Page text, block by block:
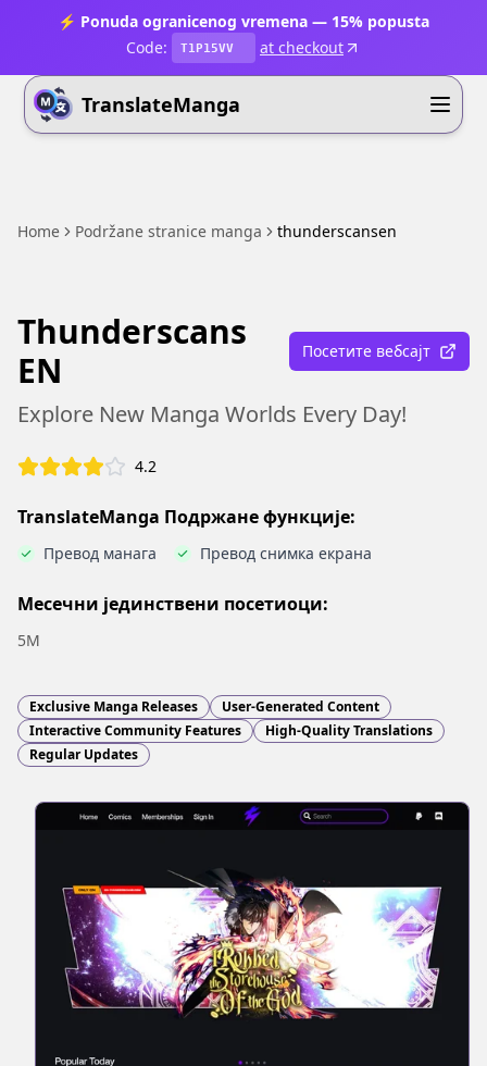
⚡ Ponuda ogranicenog vremena — 15% popusta
Code:
T1P15VV at checkout
TranslateManga
Home Podržane stranice manga thunderscansen
Thunderscans
EN
Посетите вебсајт
Explore New Manga Worlds Every Day!
4.2
TranslateManga Подржане функције:
Превод манага Превод снимка екрана
Месечни јединствени посетиоци:
5M
Exclusive Manga Releases
User-Generated Content
Interactive Community Features
High-Quality Translations
Regular Updates